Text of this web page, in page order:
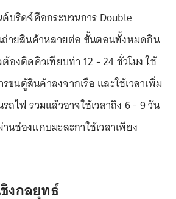
ริดจ์คือกระบวนการ Double
ายสินค้าหลายต่อ ขั้นตอนทั้งหมดกิน
องติดคิวเทียบท่า 12 - 24 ชั่วโมง ใช้
ขนตู้สินค้าลงจากเรือ และใช้เวลาเพิ่ม
ถไฟ รวมแล้วอาจใช้เวลาถึง 6 - 9 วัน
นช่องแคบมะละกาใช้เวลาเพียง
งกลยุทธ์